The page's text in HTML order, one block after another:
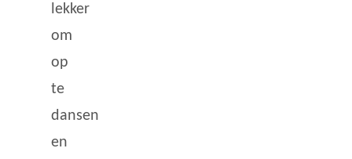
lekker
om
op
te
dansen
en